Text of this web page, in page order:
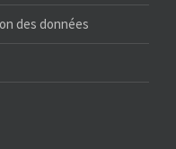
des données